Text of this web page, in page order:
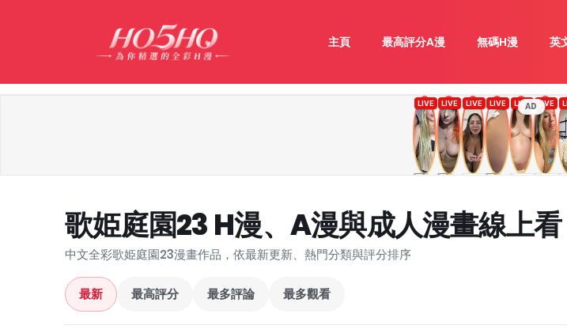
主頁 最高評分A漫 無碼H漫 英
AD
歌姫庭園23 H漫、A漫與成人漫畫線上看
中文全彩歌姫庭園23漫畫作品，依最新更新、熱門分類與評分排序
最新 最高評分 最多評論 最多觀看